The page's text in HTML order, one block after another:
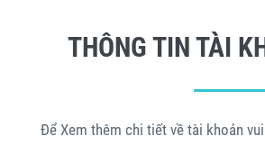
THÔNG TIN TÀI
Để Xem thêm chi tiết về tài khoản